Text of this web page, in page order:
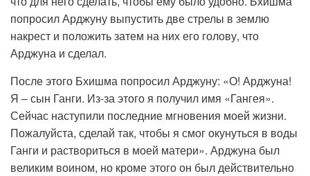
попросил Арджуну выпустить две стрелы в землю
накрест и положить затем на них его голову, что
Арджуна и сделал.
После этого Бхишма попросил Арджуну: «О! Арджуна!
Я – сын Ганги. Из-за этого я получил имя «Гангея».
Сейчас наступили последние мгновения моей жизни.
Пожалуйста, сделай так, чтобы я смог окунуться в воды
Ганги и раствориться в моей матери». Арджуна был
великим воином, но кроме этого он был действительно